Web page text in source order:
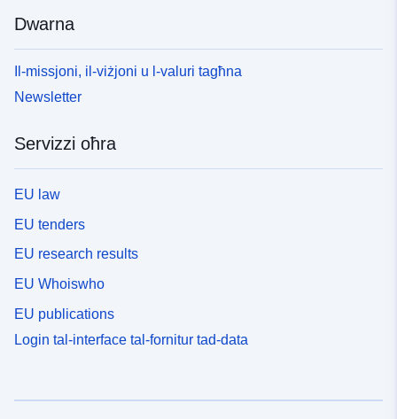
Dwarna
Il-missjoni, il-viżjoni u l-valuri tagħna
Newsletter
Servizzi oħra
EU law
EU tenders
EU research results
EU Whoiswho
EU publications
Login tal-interface tal-fornitur tad-data